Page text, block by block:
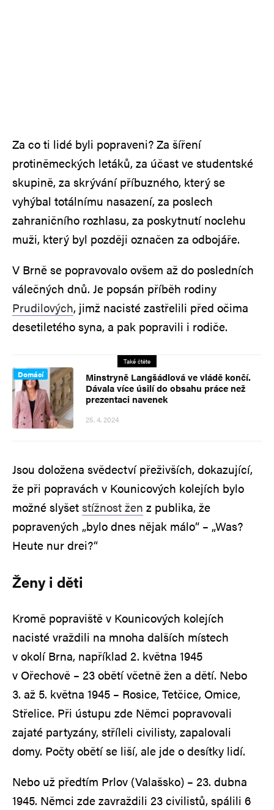
Za co ti lidé byli popraveni? Za šíření
protiněmeckých letáků, za účast ve studentské
skupině, za skrývání příbuzného, který se
vyhýbal totálnímu nasazení, za poslech
zahraničního rozhlasu, za poskytnutí noclehu
muži, který byl později označen za odbojáře.
V Brně se popravovalo ovšem až do posledních
válečných dnů. Je popsán příběh rodiny
Prudilových, jimž nacisté zastřelili před očima
desetiletého syna, a pak popravili i rodiče.
Také čtěte
Domácí
Minstryně Langšádlová ve vládě končí.
Dávala více úsilí do obsahu práce než
prezentaci navenek
25. 4. 2024
Jsou doložena svědectví přeživších, dokazující,
že při popravách v Kounicových kolejích bylo
možné slyšetstížnost žen z publika, že
popravených „bylo dnes nějak málo“ – „Was?
Heute nur drei?“
Ženy i děti
Kromě popraviště v Kounicových kolejích
nacisté vraždili na mnoha dalších místech
v okolí Brna, například 2. května 1945
v Ořechově – 23 obětí včetně žen a dětí. Nebo
3. až 5. května 1945 – Rosice, Tetčice, Omice,
Střelice. Při ústupu zde Němci popravovali
zajaté partyzány, stříleli civilisty, zapalovali
domy. Počty obětí se liší, ale jde o desítky lidí.
Nebo už předtím Prlov (Valašsko) – 23. dubna
1945. Němci zde zavraždili 23 civilistů, spálili 6